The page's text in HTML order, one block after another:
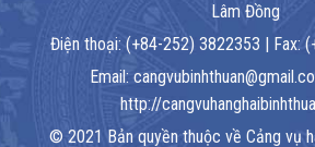
Lâm Đồng
Điện thoại: (+84-252) 3822353 | Fax:
Email:
http://
© 2021 Bản quyền thuộc về Cảng vụ